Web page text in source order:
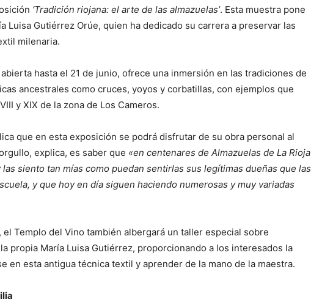
‘Tradición riojana: el arte de las almazuelas’. Esta muestra pone
Luisa Gutiérrez Orúe, quien ha dedicado su carrera a preservar las
milenaria.
hasta el 21 de junio, ofrece una inmersión en las tradiciones de
ancestrales como cruces, yoyos y corbatillas, con ejemplos que
y XIX de la zona de Los Cameros.
que en esta exposición se podrá disfrutar de su obra personal al
explica, es saber que «en centenares de Almazuelas de La Rioja
siento tan mías como puedan sentirlas sus legítimas dueñas que las
y que hoy en día siguen haciendo numerosas y muy variadas
el Templo del Vino también albergará un taller especial sobre
propia María Luisa Gutiérrez, proporcionando a los interesados la
en esta antigua técnica textil y aprender de la mano de la maestra.